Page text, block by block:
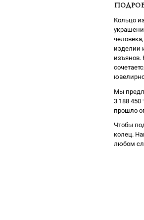
Кольцо
изделии
изъянов.
Мы
3 188 450
прошло
Чтобы
колец.
любом